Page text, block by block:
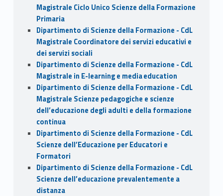
Magistrale Ciclo Unico Scienze della Formazione
Primaria
Dipartimento di Scienze della Formazione - CdL
Magistrale Coordinatore dei servizi educativi e
dei servizi sociali
Dipartimento di Scienze della Formazione - CdL
Magistrale in E-learning e media education
Dipartimento di Scienze della Formazione - CdL
Magistrale Scienze pedagogiche e scienze
dell’educazione degli adulti e della formazione
continua
Dipartimento di Scienze della Formazione - CdL
Scienze dell’Educazione per Educatori e
Formatori
Dipartimento di Scienze della Formazione - CdL
Scienze dell’educazione prevalentemente a
distanza